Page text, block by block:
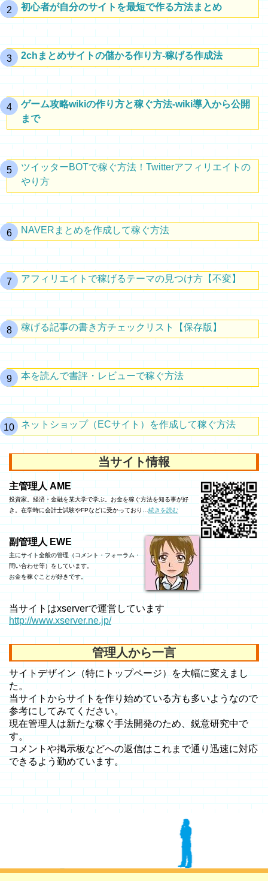
初心者が自分のサイトを最短で作る方法まとめ
2chまとめサイトの儲かる作り方-稼げる作成法
ゲーム攻略wikiの作り方と稼ぐ方法-wiki導入から公開
まで
ツイッターBOTで稼ぐ方法！Twitterアフィリエイトの
やり方
NAVERまとめを作成して稼ぐ方法
アフィリエイトで稼げるテーマの見つけ方【不変】
稼げる記事の書き方チェックリスト【保存版】
本を読んで書評・レビューで稼ぐ方法
ネットショップ（ECサイト）を作成して稼ぐ方法
当サイト情報
主管理人 AME
投資家。経済・金融を某大学で学ぶ。お金を稼ぐ方法を知る事が好
き。在学時に会計士試験やFPなどに受かっており…続きを読む
副管理人 EWE
主にサイト全般の管理（コメント・フォーラム・
問い合わせ等）をしています。
お金を稼ぐことが好きです。
当サイトはxserverで運営しています
http://www.xserver.ne.jp/
管理人から一言
サイトデザイン（特にトップページ）を大幅に変えまし
た。
当サイトからサイトを作り始めている方も多いようなので
参考にしてみてください。
現在管理人は新たな稼ぐ手法開発のため、鋭意研究中で
す。
コメントや掲示板などへの返信はこれまで通り迅速に対応
できるよう勤めています。